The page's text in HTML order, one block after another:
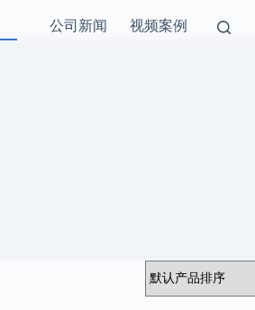
公司新闻 视频案例